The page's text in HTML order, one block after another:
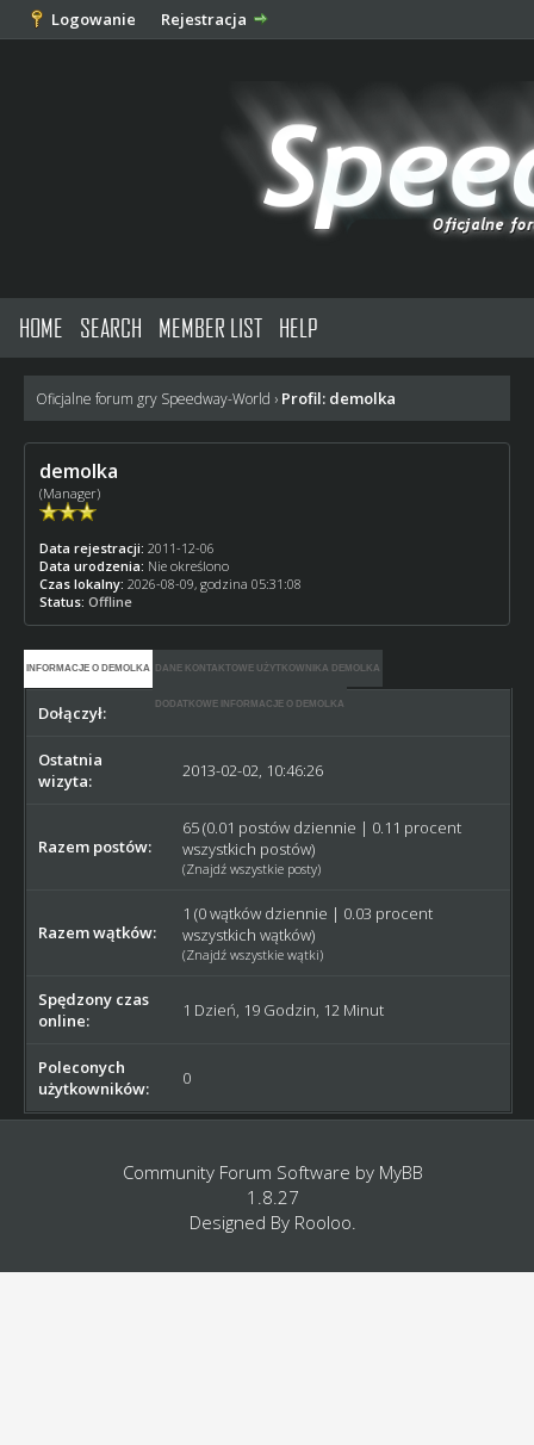
Logowanie Rejestracja
HOME SEARCH MEMBER LIST HELP
Oficjalne forum gry Speedway-World › Profil: demolka
demolka
(Manager)
Data rejestracji: 2011-12-06
Data urodzenia: Nie określono
Czas lokalny: 2026-08-09, godzina 05:31:08
Status: Offline
INFORMACJE O DEMOLKA DANE KONTAKTOWE UŻYTKOWNIKA DEMOLKA
DODATKOWE INFORMACJE O DEMOLKA
Dołączył: 2011-12-06
Ostatnia
wizyta:
2013-02-02, 10:46:26
Razem postów:
65 (0.01 postów dziennie | 0.11 procent
wszystkich postów)
(Znajdź wszystkie posty)
Razem wątków:
1 (0 wątków dziennie | 0.03 procent
wszystkich wątków)
(Znajdź wszystkie wątki)
Spędzony czas
online:
1 Dzień, 19 Godzin, 12 Minut
Poleconych
użytkowników:
0
Community Forum Software by MyBB
1.8.27
Designed By Rooloo.